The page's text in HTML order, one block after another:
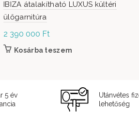
IBIZA átalakítható LUXUS kültéri
ülőgarnitúra
2 390 000 Ft
Kosárba teszem
5 év
Utánvétes
lehetőség